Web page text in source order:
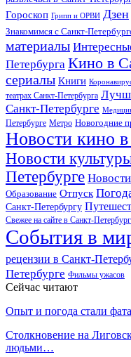
Гороскоп Грипп и ОРВИ Дзен
Знакомимся с Санкт-
материалы
Петербурга Кино в
сериалы Книги
театрах Санкт-Петербурга
Санкт-Петербурге
Петербурге Метро Новогодние
Новости кино
Новости
Петербурге
Образование Отпуск
Санкт-Петербургу
Свежее на сайте в Санкт-
События в
рецензии в Санкт-
Петербурге Фильмы ужасов
Сейчас читают
Опыт и погода стали
Столкновение на
людьми…